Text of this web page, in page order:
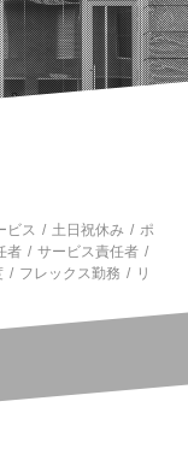
ビス 土日祝休み
ポ
者
サービス責任者
フレックス勤務
リ